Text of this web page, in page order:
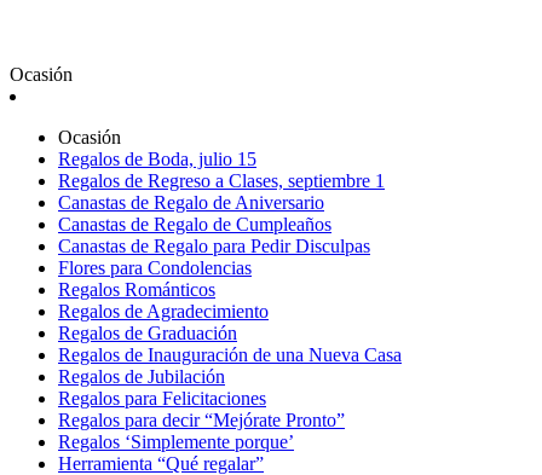
Ocasión
Ocasión
Regalos de Boda, julio 15
Regalos de Regreso a Clases, septiembre 1
Canastas de Regalo de Aniversario
Canastas de Regalo de Cumpleaños
Canastas de Regalo para Pedir Disculpas
Flores para Condolencias
Regalos Románticos
Regalos de Agradecimiento
Regalos de Graduación
Regalos de Inauguración de una Nueva Casa
Regalos de Jubilación
Regalos para Felicitaciones
Regalos para decir “Mejórate Pronto”
Regalos ‘Simplemente porque’
Herramienta “Qué regalar”